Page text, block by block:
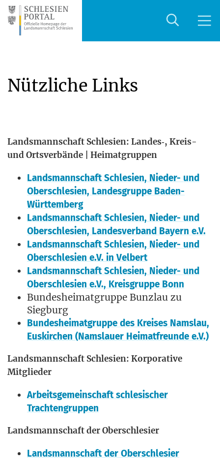
Nützliche Links
Lands­mann­schaft Schle­si­en: Landes‑, Kreis-
und Orts­ver­bän­de | Heimatgruppen
Lands­mann­schaft Schle­si­en, Nie­der- und
Ober­schle­si­en, Lan­des­grup­pe Baden-
Württemberg
Lands­mann­schaft Schle­si­en, Nie­der- und
Ober­schle­si­en, Lan­des­ver­band Bay­ern e.V.
Lands­mann­schaft Schle­si­en, Nie­der- und
Ober­schle­si­en e.V. in Velbert
Lands­mann­schaft Schle­si­en, Nie­der- und
Ober­schle­si­en e.V., Kreis­grup­pe Bonn
Bun­des­hei­mat­grup­pe Bunz­lau zu
Siegburg
Bun­des­hei­mat­grup­pe des Krei­ses Nams­lau,
Eus­kir­chen (Nams­lau­er Hei­mat­freun­de e.V.)
Lands­mann­schaft Schle­si­en: Kor­po­ra­ti­ve
Mitglieder
Arbeits­ge­mein­schaft schle­si­scher
Trachtengruppen
Lands­mann­schaft der Oberschlesier
Lands­mann­schaft der Oberschlesier